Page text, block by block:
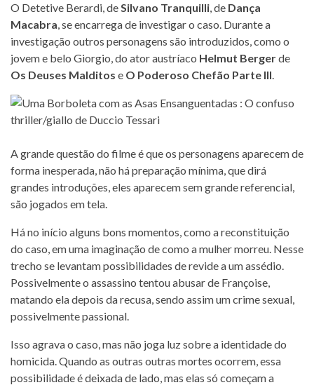
O Detetive Berardi, deSilvano Tranquilli, de Dança
Macabra, se encarrega de investigar o caso. Durante a
investigação outros personagens são introduzidos, como o
jovem e belo Giorgio, do ator austríaco Helmut Bergerde
Os Deuses Malditos e O Poderoso Chefão Parte III.
A grande questão do filme é que os personagens aparecem de
forma inesperada, não há preparação mínima, que dirá
grandes introduções, eles aparecem sem grande referencial,
são jogados em tela.
Há no início alguns bons momentos, como a reconstituição
do caso, em uma imaginação de como a mulher morreu. Nesse
trecho se levantam possibilidades de revide a um assédio.
Possivelmente o assassino tentou abusar de Françoise,
matando ela depois da recusa, sendo assim um crime sexual,
possivelmente passional.
Isso agrava o caso, mas não joga luz sobre a identidade do
homicida. Quando as outras outras mortes ocorrem, essa
possibilidade é deixada de lado, mas elas só começam a